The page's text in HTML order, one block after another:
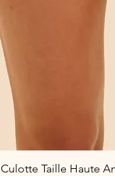
Culotte Taille Haute